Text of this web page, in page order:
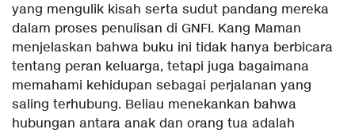
yang mengulik kisah serta sudut pandang mereka
dalam proses penulisan di GNFI. Kang Maman
menjelaskan bahwa buku ini tidak hanya berbicara
tentang peran keluarga, tetapi juga bagaimana
memahami kehidupan sebagai perjalanan yang
saling terhubung. Beliau menekankan bahwa
hubungan antara anak dan orang tua adalah